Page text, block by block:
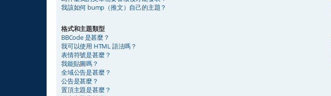
我該如何 bump（推文）自己的主題？
格式和主題類型
BBCode 是甚麼？
我可以使用 HTML 語法嗎？
表情符號是甚麼？
我能貼圖嗎？
全域公告是甚麼？
公告是甚麼？
置頂主題是甚麼？